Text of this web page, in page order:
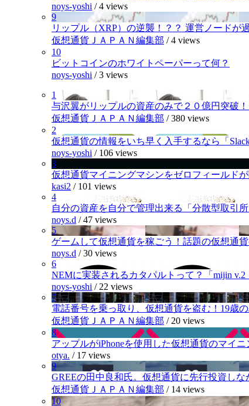
noys-yoshi /4 views
9
リップル（XRP）の逆襲！？？ 運営ノードが
仮想通貨ＪＡＰＡＮ編集部 /4 views
10
ビットコインのホワイトペーパーって何？
noys-yoshi /3 views
1
与沢翼がリップルの資産のみで２０億円突破
仮想通貨ＪＡＰＡＮ編集部 /380 views
2
仮想通貨の情報をいち早く入手するなら「Slack
noys-yoshi / 106 views
3
仮想通貨マイニングマシンをゼロフィールドが
kasi2 / 101 views
4
自分の資産を自分で管理出来る「分散型取引所
noys.d /47 views
5
ゲームして仮想通貨を稼ごう！話題の仮想通
noys.d /30 views
6
NEMに実装されるカタパルトって？「mijin v.2
noys-yoshi / 22 views
7
電話番号を乗っ取り、仮想通貨を盗む！19歳
仮想通貨ＪＡＰＡＮ編集部 / 20 views
8
アップルがiPhoneを使用した仮想通貨のマイニ
otya. / 17 views
9
GREEの田中良和氏。仮想通貨に先行投資しな
仮想通貨ＪＡＰＡＮ編集部 / 14 views
10